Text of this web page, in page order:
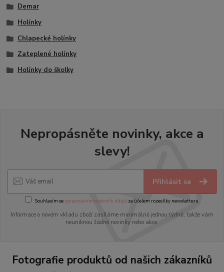
Demar
Holínky
Chlapecké holínky
Zateplené holínky
Holínky do školky
Nepropásněte novinky, akce a
slevy!
Přihlásit se
Souhlasím se zpracováním osobních údajůza účelem rozesílky newsletteru.
Informace o novém vkladu zboží zasíláme minimálně jednou týdně, takže vám
neuniknou žádné novinky nebo akce.
Fotografie produktů od našich zákazníků